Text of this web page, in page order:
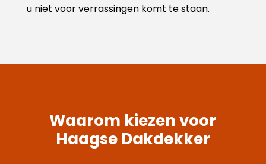
u niet voor verrassingen komt te staan.
Waarom kiezen voor
Haagse Dakdekker